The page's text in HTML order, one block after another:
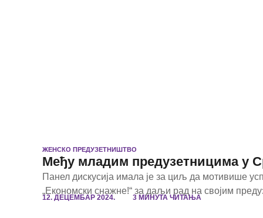
ЖЕНСКО ПРЕДУЗЕТНИШТВО
Међу младим предузетницима у
Панел дискусија имала је за циљ да мотивише
„Економски снажне!“ за даљи рад на својим
12. ДЕЦЕМБАР 2024. 3 МИНУТА ЧИТАЊА